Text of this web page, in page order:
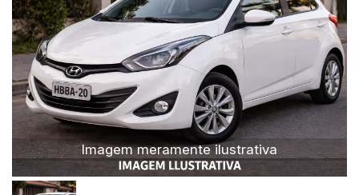
Imagem meramente ilustrativa